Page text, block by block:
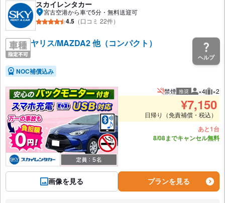
スカイレンタカー
宮古空港から車で5分・無料送迎可
4.5 （口コミ 22件）
ヤリス/MAZDA2 他（コンパクト）
NOC補償込み
画像を見る
禁煙 推奨 推奨人数
×4 推
×2
¥7,150
日帰り（免責補償・税込）
あと1台
8/08までキャンセル無料
プランを見る
ヘルプ